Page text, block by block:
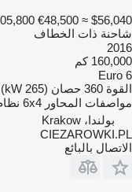
€48,500 ≈ $56,040
شاحنة ذات الخطاف
2016
160,000 كم
Euro 6
القوة 360 حصان (265 kW)
مواصفات المحاور 6x4
بولندا، Krakow
CIEZAROWKI.PL
الاتصال بالبائع